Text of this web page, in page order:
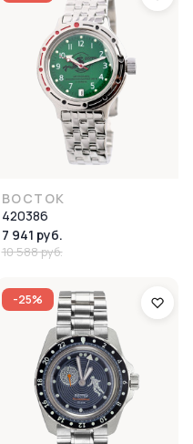
ВОСТОК
420386
7 941 руб.
10 588 руб.
-25%